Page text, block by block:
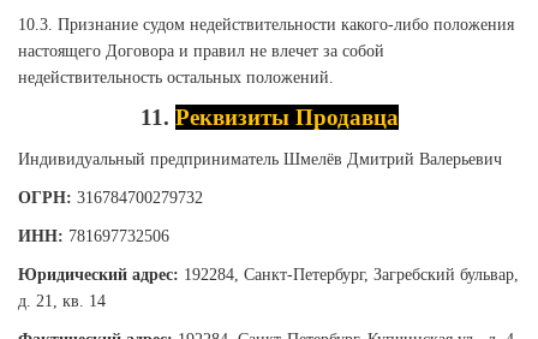
10.3. Признание судом недействительности какого-либо положения
настоящего Договора и правил не влечет за собой
недействительность остальных положений.
11. Реквизиты Продавца
Индивидуальный предприниматель Шмелёв Дмитрий Валерьевич
ОГРН: 316784700279732
ИНН: 781697732506
Юридический адрес: 192284, Санкт-Петербург, Загребский бульвар,
д. 21, кв. 14